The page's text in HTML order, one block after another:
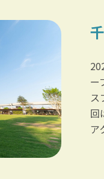
ー
ス
回
ア